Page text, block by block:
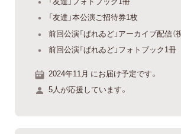
「友達」本公演ご招待券1枚
前回公演「ぱれゐど」アーカイブ配信（
前回公演「ぱれゐど」フォトブック1冊
2024年11月 にお届け予定です。
5人が応援しています。